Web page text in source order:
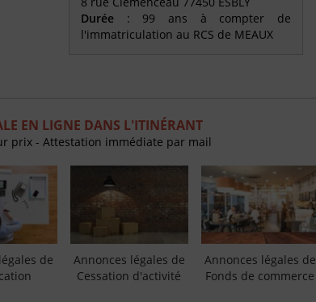
Durée : 99 ans à compter de
l'immatriculation au RCS de MEAUX
EN LIGNE DANS L'ITINÉRANT
prix - Attestation immédiate par mail
de
Annonces légales de
Cessation d'activité
Annonces légales de
Fonds de commerce